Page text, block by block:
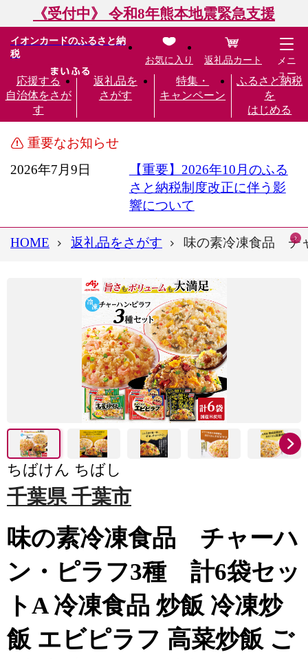
《受付中》 令和8年熊本地震緊急支援
イオンカードのふるさと納
税
応援する
自治体をさが
す
返礼品を
さがす
特集・
キャンペーン
ふるさと納税
を
はじめる
お気に入り 返礼品カート
メニ
ュー
重要なお知らせ
2026年7月9日
【重要】2026年10月のふる
さと納税制度改正に伴う影
響について
HOME 返礼品をさがす 味の素冷凍食品 チ
ちばけん ちばし
千葉県 千葉市
味の素冷凍食品 チャーハ
ン・ピラフ3種 計6袋セッ
トA 冷凍食品 炒飯 冷凍炒
飯 エビピラフ 高菜炒飯 ご